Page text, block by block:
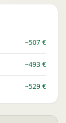
~507 €
~493 €
~529 €